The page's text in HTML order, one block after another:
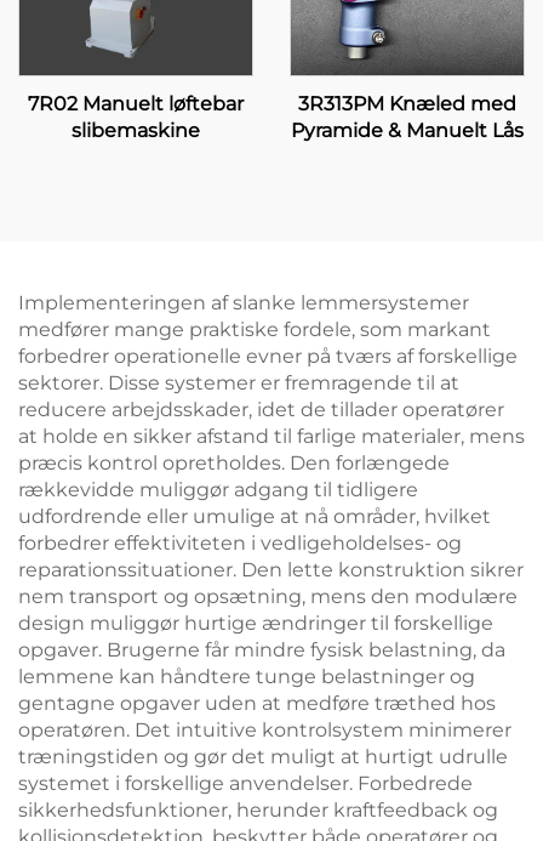
7R02 Manuelt løftebar
slibemaskine
3R313PM Knæled med
Pyramide & Manuelt Lås
Implementeringen af slanke lemmersystemer
medfører mange praktiske fordele, som markant
forbedrer operationelle evner på tværs af forskellige
sektorer. Disse systemer er fremragende til at
reducere arbejdsskader, idet de tillader operatører
at holde en sikker afstand til farlige materialer, mens
præcis kontrol opretholdes. Den forlængede
rækkevidde muliggør adgang til tidligere
udfordrende eller umulige at nå områder, hvilket
forbedrer effektiviteten i vedligeholdelses- og
reparationssituationer. Den lette konstruktion sikrer
nem transport og opsætning, mens den modulære
design muliggør hurtige ændringer til forskellige
opgaver. Brugerne får mindre fysisk belastning, da
lemmene kan håndtere tunge belastninger og
gentagne opgaver uden at medføre træthed hos
operatøren. Det intuitive kontrolsystem minimerer
træningstiden og gør det muligt at hurtigt udrulle
systemet i forskellige anvendelser. Forbedrede
sikkerhedsfunktioner, herunder kraftfeedback og